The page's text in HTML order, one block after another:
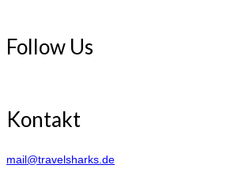
Follow Us
Kontakt
mail@travelsharks.de